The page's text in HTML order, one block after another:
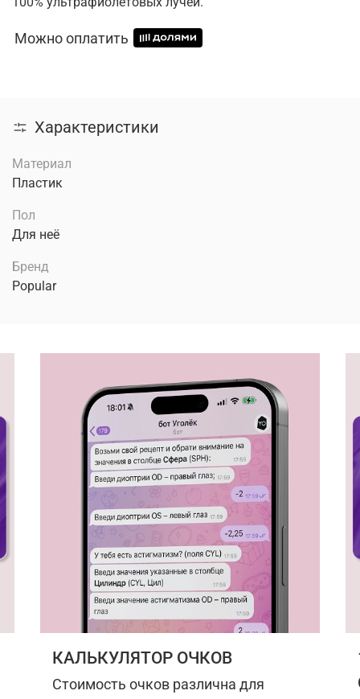
Можно оплатить
Характеристики
Материал
Пластик
Пол
Для неё
Бренд
Popular
КАЛЬКУЛЯТОР ОЧКОВ
Стоимость очков различна для